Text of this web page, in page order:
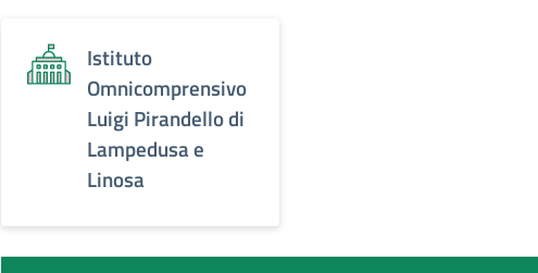
Istituto
Omnicomprensivo
Luigi Pirandello di
Lampedusa e
Linosa